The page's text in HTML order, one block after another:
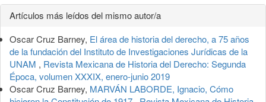
Detalles
del
artículo
Artículos más leídos del mismo autor/a
Oscar Cruz Barney, El área de historia del derecho, a 75 años
de la fundación del Instituto de Investigaciones Jurídicas de la
UNAM , Revista Mexicana de Historia del Derecho: Segunda
Época, volumen XXXIX, enero-junio 2019
Oscar Cruz Barney, MARVÁN LABORDE, Ignacio, Cómo